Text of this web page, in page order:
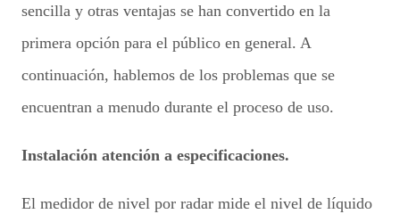
sencilla y otras ventajas se han convertido en la
primera opción para el público en general. A
continuación, hablemos de los problemas que se
encuentran a menudo durante el proceso de uso.
Instalación atención a especificaciones.
El medidor de nivel por radar mide el nivel de líquido